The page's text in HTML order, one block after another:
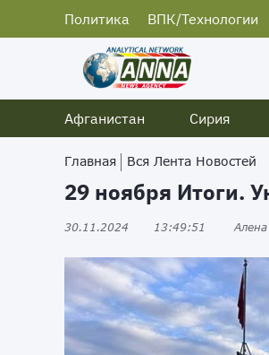
Политика ВПК/Технологии
Афганистан
Сирия
Главная Вся Лента Новостей
29 ноября Итоги.
30.11.2024 13:49:51